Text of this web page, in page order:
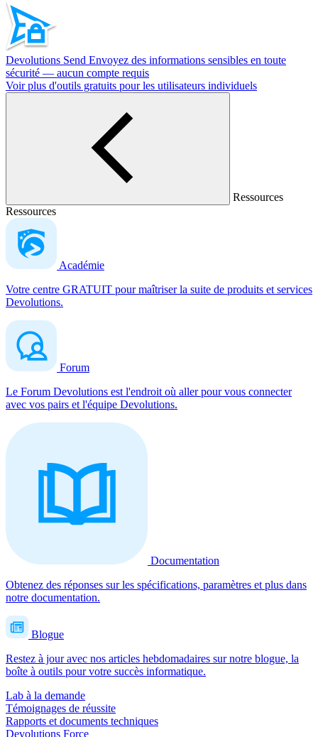
Devolutions Send Envoyez des informations sensibles en toute
sécurité — aucun compte requis
Voir plus d'outils gratuits pour les utilisateurs individuels
Ressources
Ressources
Académie
Votre centre GRATUIT pour maîtriser la suite de produits et services
Devolutions.
Forum
Le Forum Devolutions est l'endroit où aller pour vous connecter
avec vos pairs et l'équipe Devolutions.
Documentation
Obtenez des réponses sur les spécifications, paramètres et plus dans
notre documentation.
Blogue
Restez à jour avec nos articles hebdomadaires sur notre blogue, la
boîte à outils pour votre succès informatique.
Lab à la demande
Témoignages de réussite
Rapports et documents techniques
Devolutions Force